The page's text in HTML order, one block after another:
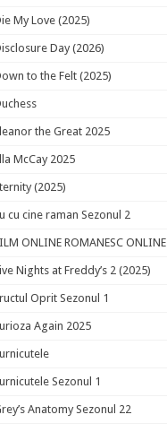
My Love (2025)
Day (2026)
to the Felt (2025)
the Great 2025
McCay 2025
(2025)
cu cine raman Sezonul 2
ONLINE ROMANESC ONLINE
Nights at Freddy’s 2 (2025)
Oprit Sezonul 1
Again 2025
Sezonul 1
Anatomy Sezonul 22